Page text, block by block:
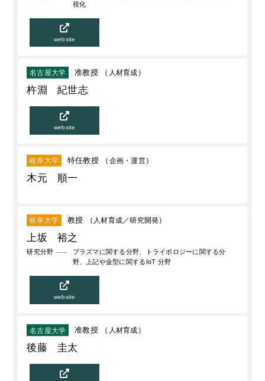
視化
website
名古屋大学 准教授 （ 人材育成 ）
杵淵 紀世志
website
岐阜大学 特任教授 （ 企画・運営）
木元 順一
岐阜大学 教授 （ 人材育成 研究開発）
上坂 裕之
研究分野
プラズマに関する分野、トライボロジーに関する分
野、上記や金型に関するIoT 分野
website
名古屋大学 准教授 （ 人材育成 ）
後藤 圭太